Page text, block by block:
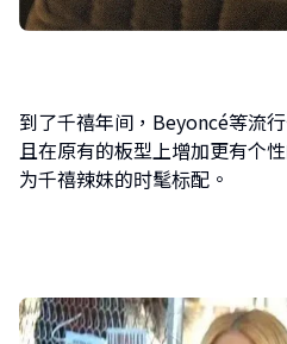
到了千禧年间，Beyoncé等流
且在原有的板型上增加更有个
为千禧辣妹的时髦标配。